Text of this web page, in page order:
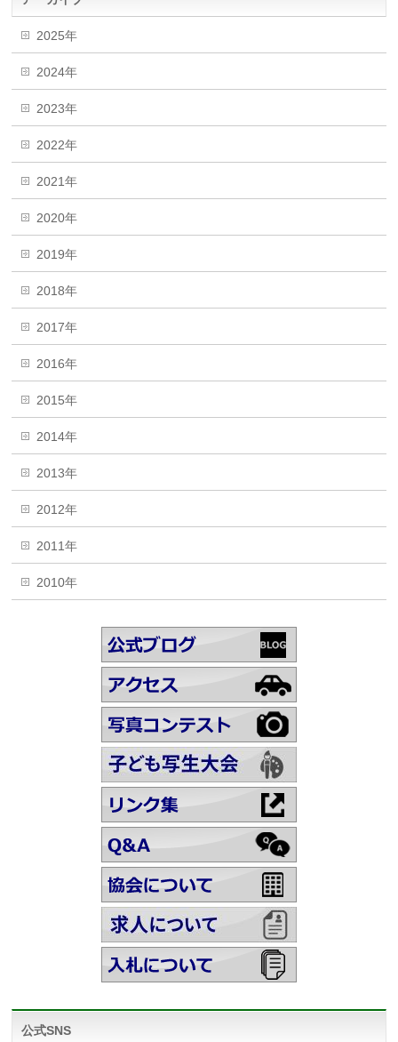
2025年
2024年
2023年
2022年
2021年
2020年
2019年
2018年
2017年
2016年
2015年
2014年
2013年
2012年
2011年
2010年
公式SNS